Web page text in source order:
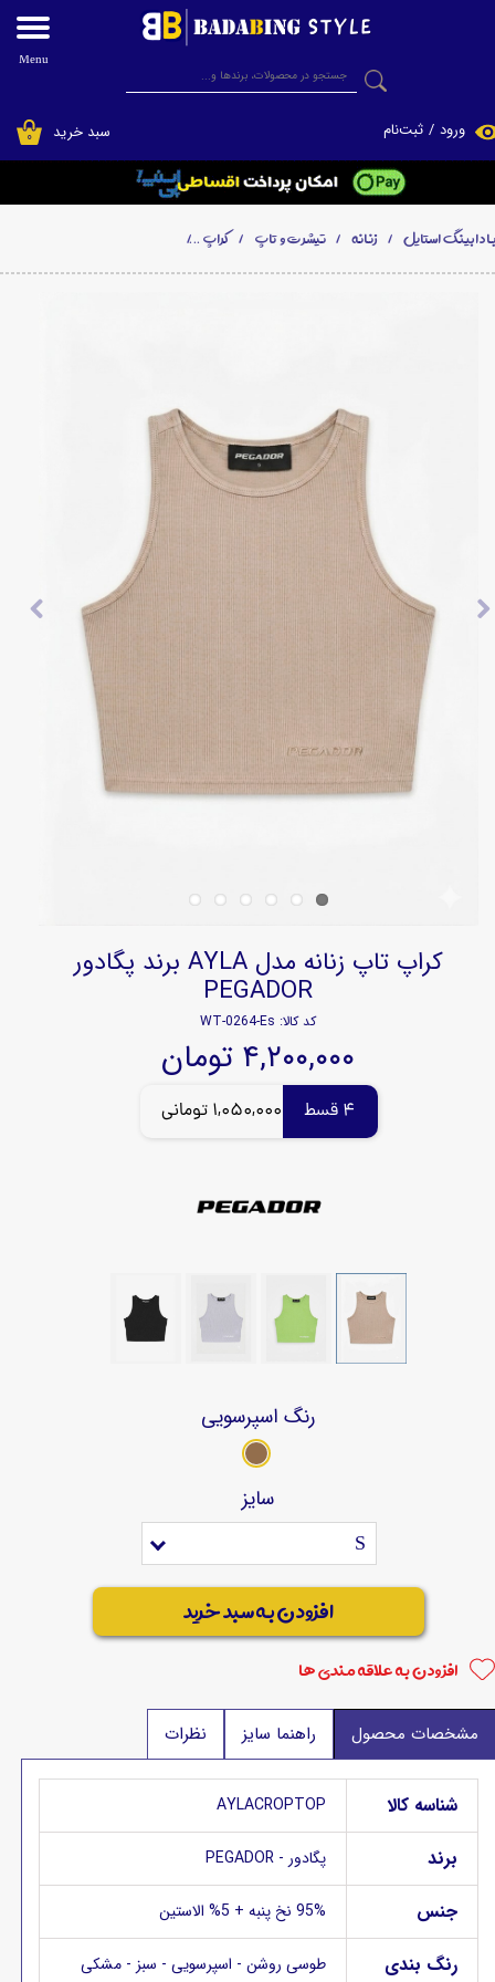
۰ سبد خرید ورود / ثبت‌نام
تغییر گذر واژه
سفارشات
خروج از حساب کاربری
Menu
بادابینگ استایل زنانه تیشرت و تاپ کراپ
کراپ تاپ زنانه مدل AYLA برند پگادور
PEGADOR
کد کالا: WT-0264-Es
۴,۲۰۰,۰۰۰ تومان
4 قسط 1,050,000 تومانی
رنگ اسپرسویی
سایز
S
افزودن به سبد خرید
افزودن به علاقه مندی ها
مشخصات محصول راهنما سایز نظرات
شناسه کالا AYLACROPTOP
برند پگادور - PEGADOR
جنس 95% نخ پنبه + 5% الاستین
رنگ بندی طوسی روشن - اسپرسویی - سبز - مشکی